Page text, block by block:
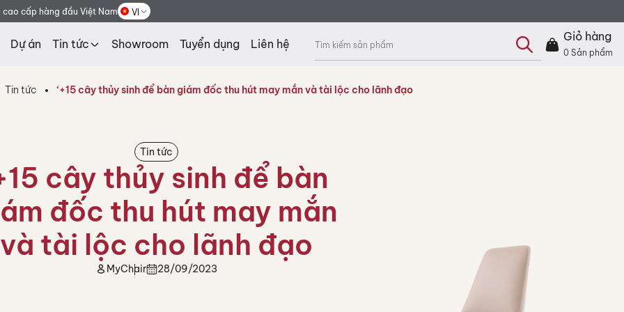
cấp hàng đầu Việt Nam VI
Dự án Tin tức Showroom Tuyển dụng Liên hệ
kiếm
phẩm
Giỏ hàng
0 Sản phẩm
Tin tức ‘+15 cây thủy sinh để bàn giám đốc thu hút may mắn và tài lộc cho lãnh đạo
Tin tức
cây thủy sinh để bàn
đốc thu hút may mắn
và tài lộc cho lãnh đạo
MyChair 28/09/2023